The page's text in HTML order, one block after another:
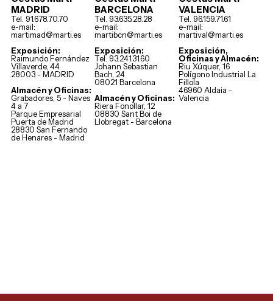
MADRID
Tel. 91.678.70.70
e-mail:
martimad@marti.es
Exposición:
Raimundo Fernández
Villaverde, 44
28003 - MADRID
Almacén y Oficinas:
Grabadores, 5 - Naves
4 a 7
Parque Empresarial
Puerta de Madrid
28830 San Fernando
de Henares - Madrid
BARCELONA
Tel. 93.635.28.28
e-mail:
martibcn@marti.es
Exposición:
Tel. 93.241.31.60
Johann Sebastian
Bach, 24
08021 Barcelona
Almacén y Oficinas:
Riera Fonollar, 12
08830 Sant Boi de
Llobregat - Barcelona
VALENCIA
Tel. 96.159.71.61
e-mail:
martival@marti.es
Exposición,
Oficinas y Almacén:
Riu Xúquer, 16
Polígono Industrial La
Fillola
46960 Aldaia -
Valencia